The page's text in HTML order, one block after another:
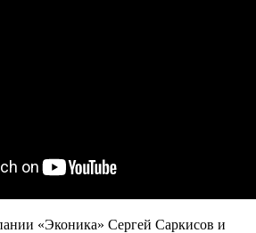
«Эконика» Сергей Саркисов и